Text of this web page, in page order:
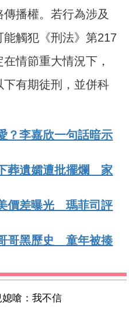
播權。若行為涉及
觸犯《刑法》第217
情節重大情況下，
有期徒刑，並併科
？李嘉欣一句話暗示
葬遺孀遭批擺爛 家
價差曝光 瑪菲司評
哥黑歷史 童年被揍
嗆：我不信